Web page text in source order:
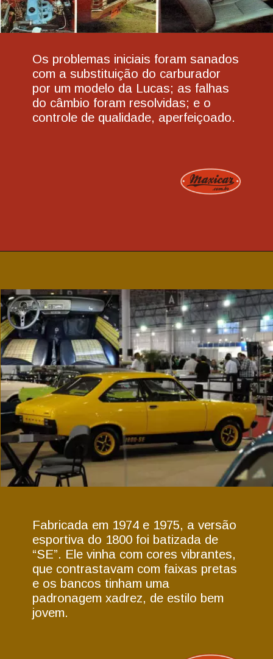
Os problemas iniciais foram sanados
com a substituição do carburador
por um modelo da Lucas; as falhas
do câmbio foram resolvidas; e o
controle de qualidade, aperfeiçoado.
Fabricada em 1974 e 1975, a versão
esportiva do 1800 foi batizada de
“SE”. Ele vinha com cores vibrantes,
que contrastavam com faixas pretas
e os bancos tinham uma
padronagem xadrez, de estilo bem
jovem.